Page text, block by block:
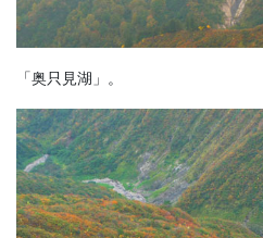
「奥只見湖」。